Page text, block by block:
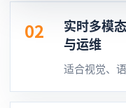
02
实时多模
与运维
适合视觉、